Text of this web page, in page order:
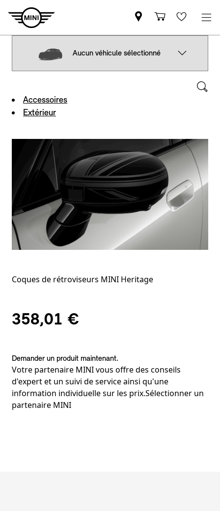
Aucun véhicule sélectionné
Accessoires
Extérieur
Coques de rétroviseurs MINI Heritage
358,01 €
Demander un produit maintenant.
Votre partenaire MINI vous offre des conseils
d'expert et un suivi de service ainsi qu'une
information individuelle sur les prix.Sélectionner un
partenaire MINI